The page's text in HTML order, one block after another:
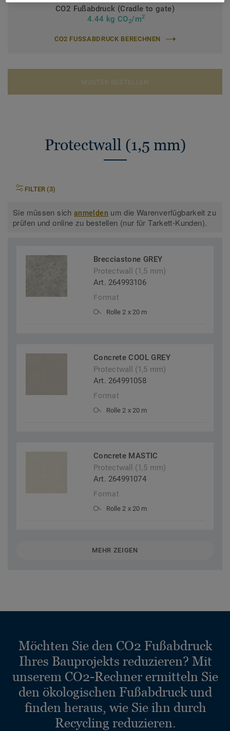
CO2 Fußabdruck (Cradle to gate)
4.44 kg CO2/m2
CO2 FUSSABDRUCK BERECHNEN
Protectwall (1,5 mm)
FILTER (3)
Sie müssen sichanmelden um die Warenverfügbarkeit zu
prüfen und online zu bestellen (nur für Tarkett-Kunden).
Brecciastone GREY
Protectwall (1,5 mm)
Art. 264993106
Format
Rolle 2 x 20 m
Concrete COOL GREY
Protectwall (1,5 mm)
Art. 264991058
Format
Rolle 2 x 20 m
Concrete MASTIC
Protectwall (1,5 mm)
Art. 264991074
Format
Rolle 2 x 20 m
MEHR ZEIGEN
Möchten Sie den CO2 Fußabdruck
Ihres Bauprojekts reduzieren? Mit
unserem CO2-Rechner ermitteln Sie
den ökologischen Fußabdruck und
finden heraus, wie Sie ihn durch
Recycling reduzieren.